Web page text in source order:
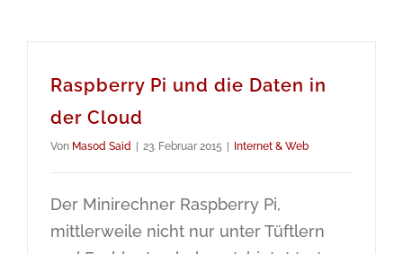
Raspberry Pi und die Daten in
der Cloud
Von Masod Said 23. Februar 2015 Internet & Web
Der Minirechner Raspberry Pi,
mittlerweile nicht nur unter Tüftlern